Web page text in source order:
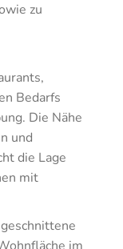
zu
Bedarfs
Die Nähe
und
die Lage
mit